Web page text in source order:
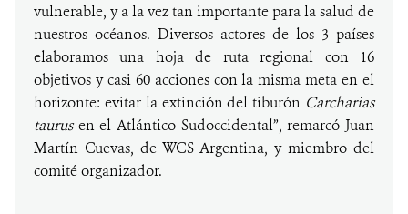
vulnerable, y a la vez tan importante para la salud de
nuestros océanos. Diversos actores de los 3 países
elaboramos una hoja de ruta regional con 16
objetivos y casi 60 acciones con la misma meta en el
horizonte: evitar la extinción del tiburón Carcharias
taurusen el Atlántico Sudoccidental”, remarcó Juan
Martín Cuevas, de WCS Argentina, y miembro del
comité organizador.